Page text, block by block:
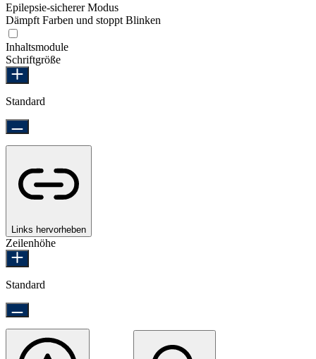
Epilepsie-sicherer Modus
Dämpft Farben und stoppt Blinken
Inhaltsmodule
Schriftgröße
Standard
Links hervorheben
Zeilenhöhe
Standard